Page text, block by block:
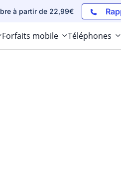
à partir de 22,99€
Forfaits mobile Téléphones